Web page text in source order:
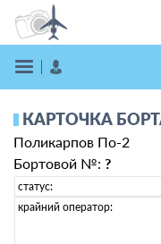
КАРТОЧКА
Поликарпов По-2
Бортовой №: ?
статус:
крайний оператор: